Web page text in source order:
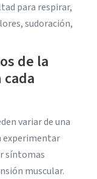
para respirar,
sudoración,
de la
variar de una
experimentar
síntomas
muscular.